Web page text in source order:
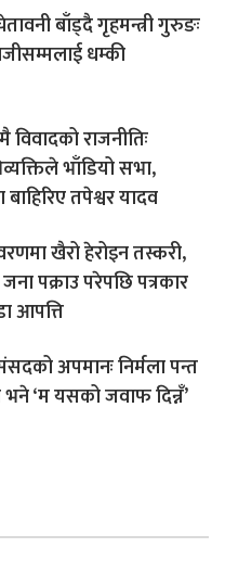
बाँड्दै गृहमन्त्री गुरुङः
धम्की
विवादको राजनीतिः
भाँडियो सभा,
बाहिरिए तपेश्वर यादव
खैरो हेरोइन तस्करी,
पक्राउ परेपछि पत्रकार
आपत्ति
संसदको अपमानः निर्मला पन्त
भने ‘म यसको जवाफ दिन्नँ’